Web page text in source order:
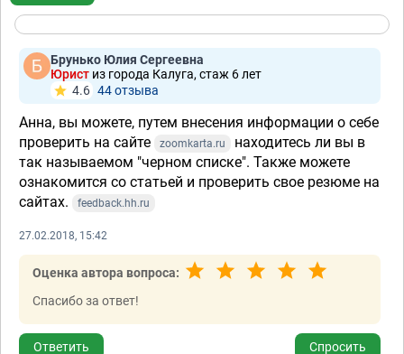
Брунько Юлия Сергеевна
Юрист из города Калуга, стаж 6 лет
4.6 44 отзывa
Анна, вы можете, путем внесения информации о себе
проверить на сайте
zoomkarta.ru
находитесь ли вы в
так называемом "черном списке". Также можете
ознакомится со статьей и проверить свое резюме на
сайтах.
feedback.hh.ru
27.02.2018, 15:42
Оценка автора вопроса:
Спасибо за ответ!
Ответить Спросить